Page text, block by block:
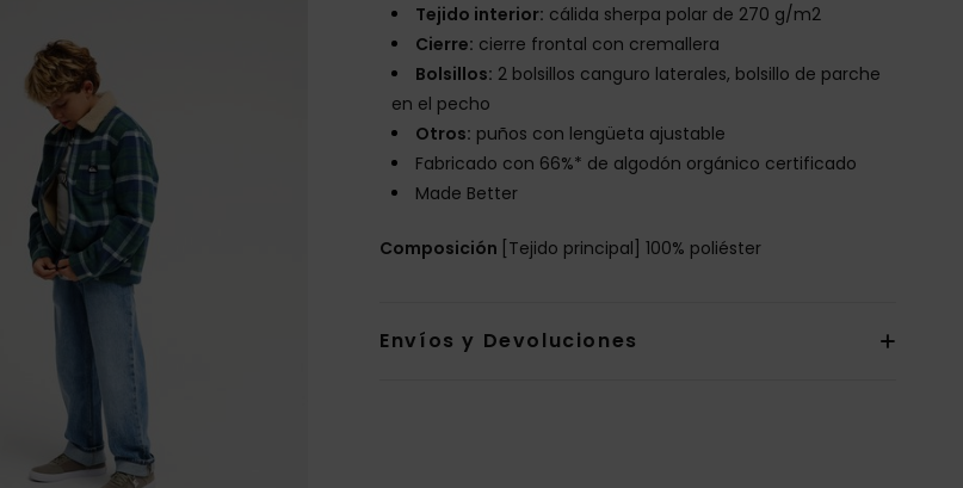
Tejido interior: cálida sherpa polar de 270 g/m2
Cierre: cierre frontal con cremallera
Bolsillos: 2 bolsillos canguro laterales, bolsillo de parche
en el pecho
Otros: puños con lengüeta ajustable
Fabricado con 66%* de algodón orgánico certificado
Made Better
Composición [Tejido principal] 100% poliéster
Envíos y Devoluciones